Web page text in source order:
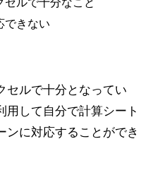
ルで十分なこと
できない
セルで十分となってい
用して自分で計算シート
ンに対応することができ